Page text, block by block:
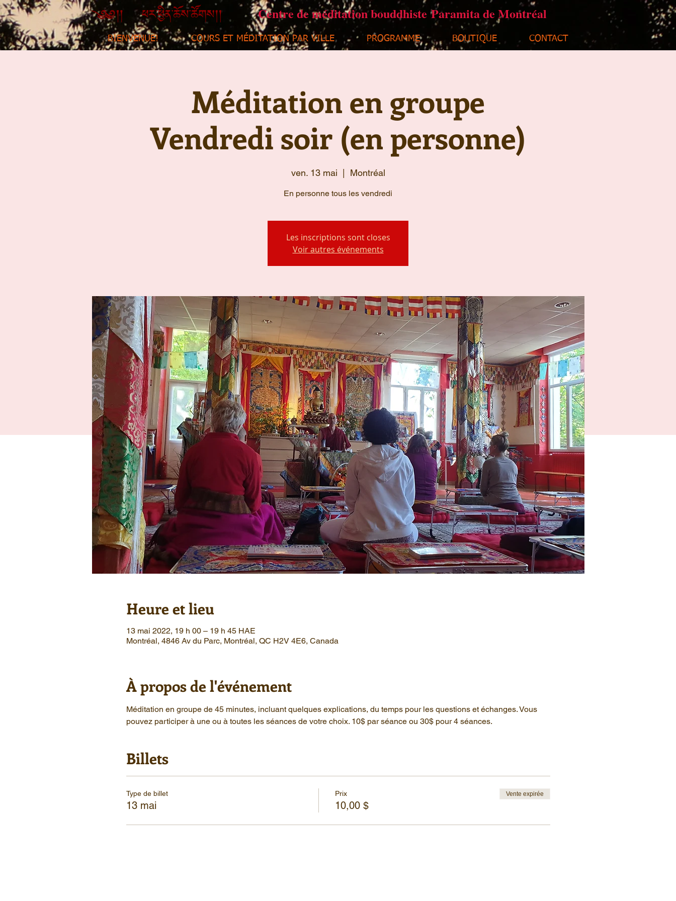
Centre de méditation bouddhiste Paramita de Montréal
BIENVENUE! COURS ET MÉDITATION PAR VILLE PROGRAMME BOUTIQUE CONTACT
Méditation en groupe
Vendredi soir (en personne)
ven. 13 mai Montréal
En personne tous les vendredi
Les inscriptions sont closes
Voir autres événements
Heure et lieu
13 mai 2022, 19 h 00 – 19 h 45 HAE
Montréal, 4846 Av du Parc, Montréal, QC H2V 4E6, Canada
À propos de l'événement
Méditation en groupe de 45 minutes, incluant quelques explications, du temps pour les questions et échanges. Vous
pouvez participer à une ou à toutes les séances de votre choix. 10$ par séance ou 30$ pour 4 séances.
Billets
Type de billet
13 mai
Prix
10,00 $
Vente expirée